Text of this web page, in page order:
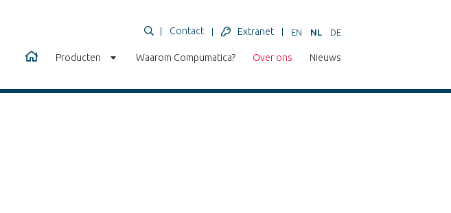
Contact Extranet EN NL DE
Producten Waarom Compumatica? Over ons Nieuws